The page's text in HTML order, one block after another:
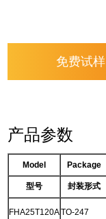
免费试样
产品参数
Model Package
型号 封装形式
FHA25T120ATO-247